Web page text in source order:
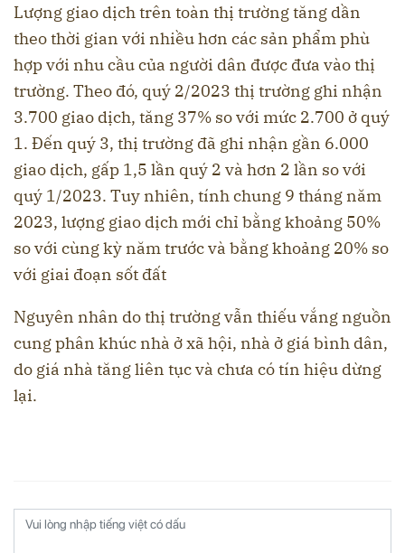
Lượng giao dịch trên toàn thị trường tăng dần
theo thời gian với nhiều hơn các sản phẩm phù
hợp với nhu cầu của người dân được đưa vào thị
trường. Theo đó, quý 2/2023 thị trường ghi nhận
3.700 giao dịch, tăng 37% so với mức 2.700 ở quý
1. Đến quý 3, thị trường đã ghi nhận gần 6.000
giao dịch, gấp 1,5 lần quý 2 và hơn 2 lần so với
quý 1/2023. Tuy nhiên, tính chung 9 tháng năm
2023, lượng giao dịch mới chỉ bằng khoảng 50%
so với cùng kỳ năm trước và bằng khoảng 20% so
với giai đoạn sốt đất
Nguyên nhân do thị trường vẫn thiếu vắng nguồn
cung phân khúc nhà ở xã hội, nhà ở giá bình dân,
do giá nhà tăng liên tục và chưa có tín hiệu dừng
lại.